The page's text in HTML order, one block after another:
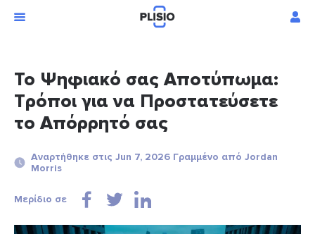
Το Ψηφιακό σας Αποτύπωμα:
Τρόποι για να Προστατεύσετε
το Απόρρητό σας
Αναρτήθηκε στις Jun 7, 2026 Γραμμένο από Jordan
Morris
Μερίδιο σε